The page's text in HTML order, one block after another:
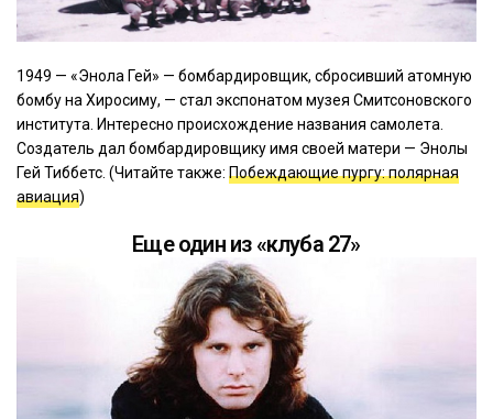
1949 — «Энола Гей» — бомбардировщик, сбросивший атомную
бомбу на Хиросиму, — стал экспонатом музея Смитсоновского
института. Интересно происхождение названия самолета.
Создатель дал бомбардировщику имя своей матери — Энолы
Гей Тиббетс. (Читайте также: Побеждающие пургу: полярная
авиация)
Еще один из «клуба 27»